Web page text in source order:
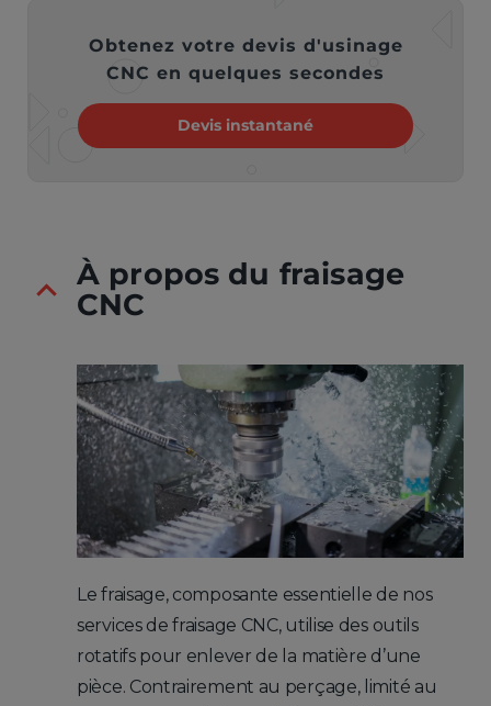
Obtenez votre devis d'usinage
CNC en quelques secondes
Devis instantané
À propos du fraisage
CNC
Le fraisage, composante essentielle de nos
services de fraisage CNC, utilise des outils
rotatifs pour enlever de la matière d’une
pièce. Contrairement au perçage, limité au